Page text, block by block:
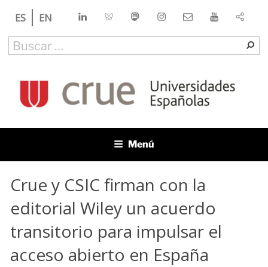
contenido
ES EN LinkedInBlueskyMastodonInstagramContactoYouTube
Buscar
por:
CRUE
Conferencia de Rectores de las Universidades Españolas
Menú
Crue y CSIC firman con la
editorial Wiley un acuerdo
transitorio para impulsar el
acceso abierto en España